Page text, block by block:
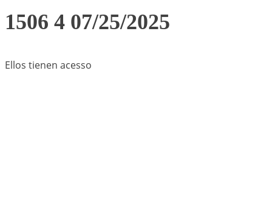
1506 4 07/25/2025
Ellos tienen acesso